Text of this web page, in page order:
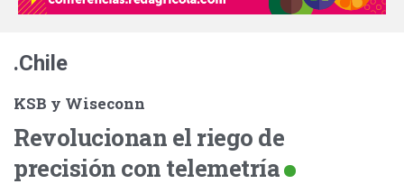
.Chile
KSB y Wiseconn
Revolucionan el riego de
precisión con telemetría